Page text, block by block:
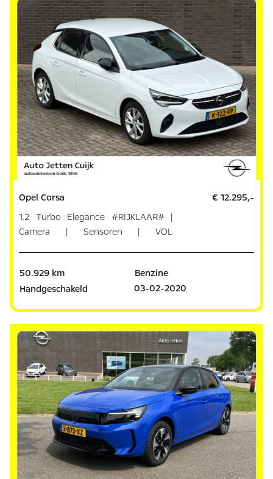
Opel Corsa
1.2 Turbo Elegance #RIJKLAAR# |
Camera | Sensoren | VOL
€ 12.295,-
50.929 km
Benzine
Handgeschakeld
03-02-2020